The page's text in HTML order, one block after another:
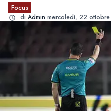
Focus
di Admin mercoledì, 22